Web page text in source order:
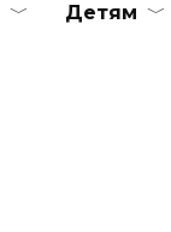
Детям